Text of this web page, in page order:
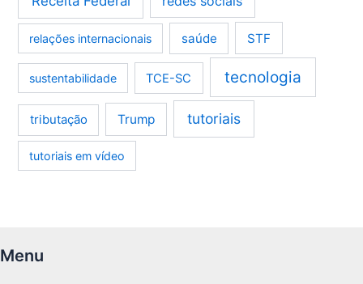
relações internacionais saúde STF
sustentabilidade TCE-SC tecnologia
tributação Trump tutoriais
tutoriais em vídeo
Menu